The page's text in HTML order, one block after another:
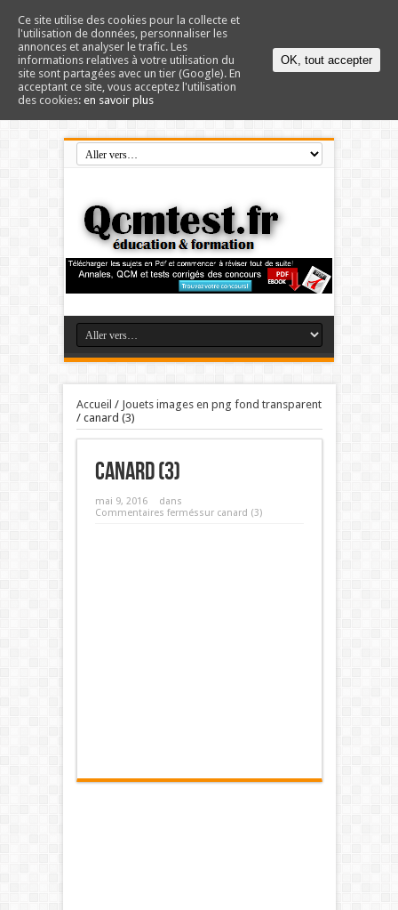
Accueil / Jouets images en png fond transparent
/ canard (3)
canard (3)
mai 9, 2016
dans
Commentaires ferméssur canard (3)
Ce site utilise des cookies pour la collecte et
l'utilisation de données, personnaliser les
annonces et analyser le trafic. Les
informations relatives à votre utilisation du
site sont partagées avec un tier (Google). En
acceptant ce site, vous acceptez l'utilisation
des cookies: en savoir plus
OK, tout accepter